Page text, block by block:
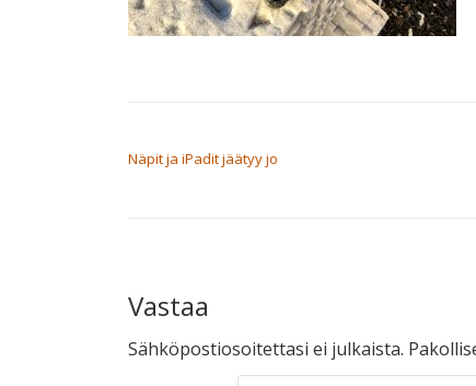
Näpit ja iPadit jäätyy jo
Vastaa
Sähköpostiosoitettasi ei julkaista.